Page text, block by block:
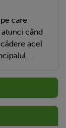
care
când
acel